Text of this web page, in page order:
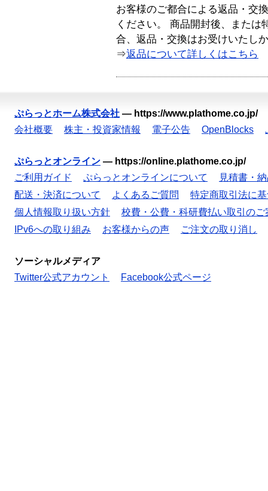
お客様のご都合による返品・交
ください。 商品開封後、または
合、返品・交換はお受けいたし
⇒返品について詳しくはこちら
ぷらっとホーム株式会社 — https://www.plathome.co.jp/
会社概要
株主・投資家情報 電子公告 OpenBlocks
ぷらっとオンライン — https://online.plathome.co.jp/
ご利用ガイド
ぷらっとオンラインについて
見積書・
配送・決済について
よくあるご質問
特定商取引法に
個人情報取り扱い方針
校費・公費・科研費払い取引のご
IPv6への取り組み
お客様からの声 ご注文の取り消し
ソーシャルメディア
Twitter公式アカウント
Facebook公式ページ